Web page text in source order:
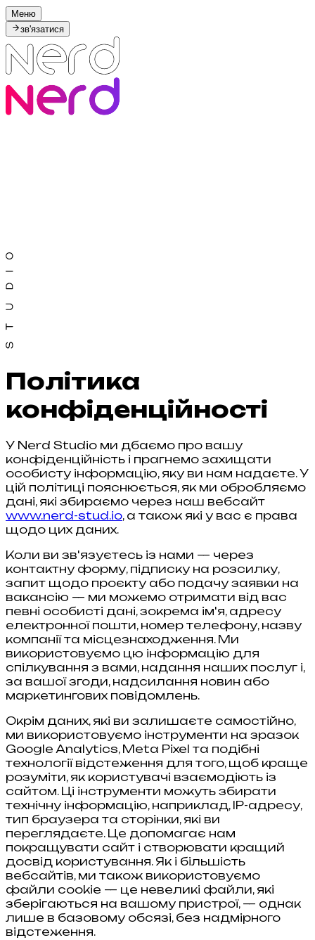
Меню
зв'язатися
Політика
конфіденційності
У Nerd Studio ми дбаємо про вашу
конфіденційність і прагнемо захищати
особисту інформацію, яку ви нам надаєте. У
цій політиці пояснюється, як ми обробляємо
дані, які збираємо через наш вебсайт
www.nerd-stud.io, а також які у вас є права
щодо цих даних.
Коли ви зв'язуєтесь із нами — через
контактну форму, підписку на розсилку,
запит щодо проєкту або подачу заявки на
вакансію — ми можемо отримати від вас
певні особисті дані, зокрема ім'я, адресу
електронної пошти, номер телефону, назву
компанії та місцезнаходження. Ми
використовуємо цю інформацію для
спілкування з вами, надання наших послуг і,
за вашої згоди, надсилання новин або
маркетингових повідомлень.
Окрім даних, які ви залишаєте самостійно,
ми використовуємо інструменти на зразок
Google Analytics, Meta Pixel та подібні
технології відстеження для того, щоб краще
розуміти, як користувачі взаємодіють із
сайтом. Ці інструменти можуть збирати
технічну інформацію, наприклад, IP-адресу,
тип браузера та сторінки, які ви
переглядаєте. Це допомагає нам
покращувати сайт і створювати кращий
досвід користування. Як і більшість
вебсайтів, ми також використовуємо
файли cookie — це невеликі файли, які
зберігаються на вашому пристрої, — однак
лише в базовому обсязі, без надмірного
відстеження.